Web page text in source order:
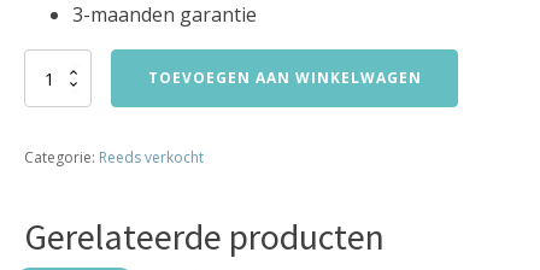
3-maanden garantie
vespa
bromfiets
verkocht
aantal
TOEVOEGEN AAN WINKELWAGEN
Categorie: Reeds verkocht
Gerelateerde producten